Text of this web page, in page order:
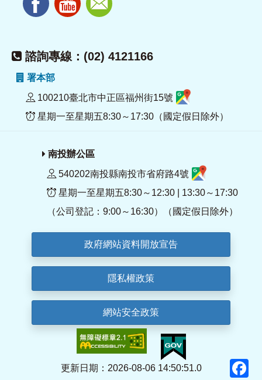
諮詢專線：(02) 4121166
署本部
100210臺北市中正區福州街15號
星期一至星期五8:30～17:30（國定假日除外）
南投辦公區
540202南投縣南投市省府路4號
星期一至星期五8:30～12:30 | 13:30～17:30
（公司登記：9:00～16:30）（國定假日除外）
政府網站資料開放宣告
隱私權政策
網站安全政策
更新日期：2026-08-06 14:50:51.0